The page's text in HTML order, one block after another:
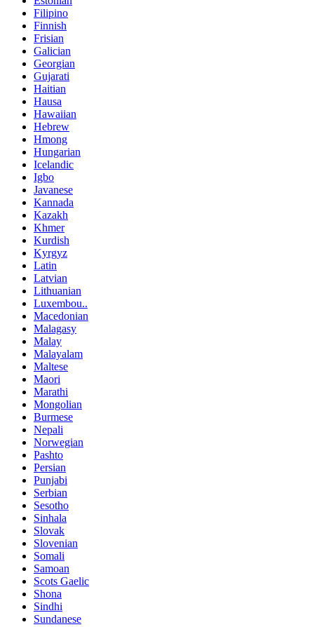
Filipino
Finnish
Frisian
Galician
Georgian
Gujarati
Haitian
Hausa
Hawaiian
Hebrew
Hmong
Hungarian
Icelandic
Igbo
Javanese
Kannada
Kazakh
Khmer
Kurdish
Kyrgyz
Latin
Latvian
Lithuanian
Luxembou..
Macedonian
Malagasy
Malay
Malayalam
Maltese
Maori
Marathi
Mongolian
Burmese
Nepali
Norwegian
Pashto
Persian
Punjabi
Serbian
Sesotho
Sinhala
Slovak
Slovenian
Somali
Samoan
Scots Gaelic
Shona
Sindhi
Sundanese